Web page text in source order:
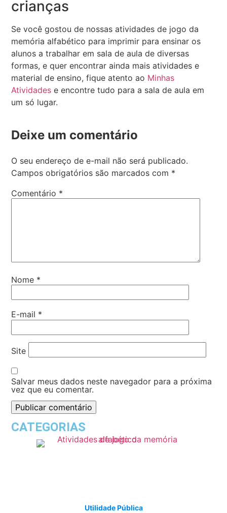
crianças
Se você gostou de nossas atividades de jogo da
memória alfabético para imprimir para ensinar os
alunos a trabalhar em sala de aula de diversas
formas, e quer encontrar ainda mais atividades e
material de ensino, fique atento ao Minhas
Atividades e encontre tudo para a sala de aula em
um só lugar.
Deixe um comentário
O seu endereço de e-mail não será publicado.
Campos obrigatórios são marcados com *
Comentário *
Nome *
E-mail *
Site
Salvar meus dados neste navegador para a próxima
vez que eu comentar.
CATEGORIAS
Utilidade Pública